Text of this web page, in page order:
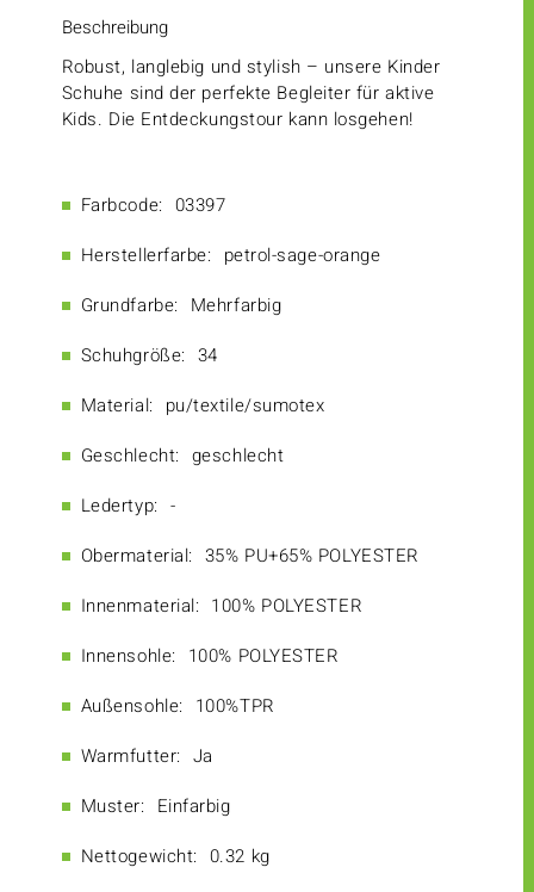
Beschreibung
Robust, langlebig und stylish – unsere Kinder
Schuhe sind der perfekte Begleiter für aktive
Kids. Die Entdeckungstour kann losgehen!
Farbcode: 03397
Herstellerfarbe: petrol-sage-orange
Grundfarbe: Mehrfarbig
Schuhgröße: 34
Material: pu/textile/sumotex
Geschlecht: geschlecht
Ledertyp: -
Obermaterial: 35% PU+65% POLYESTER
Innenmaterial: 100% POLYESTER
Innensohle: 100% POLYESTER
Außensohle: 100%TPR
Warmfutter: Ja
Muster: Einfarbig
Nettogewicht: 0.32 kg